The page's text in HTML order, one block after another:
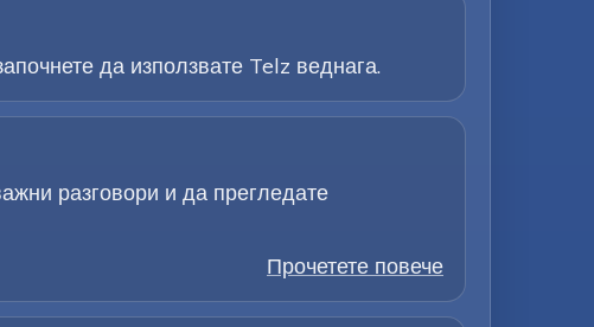
да използвате Telz веднага.
разговори и да прегледате
Прочетете повече